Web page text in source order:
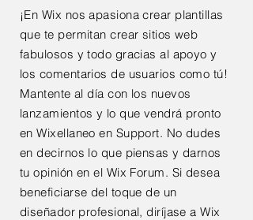
¡En Wix nos apasiona crear plantillas
que te permitan crear sitios web
fabulosos y todo gracias al apoyo y
los comentarios de usuarios como tú!
Mantente al día con los nuevos
lanzamientos y lo que vendrá pronto
en Wixellaneo en Support. No dudes
en decirnos lo que piensas y darnos
tu opinión en el Wix Forum. Si desea
beneficiarse del toque de un
diseñador profesional, diríjase a Wix